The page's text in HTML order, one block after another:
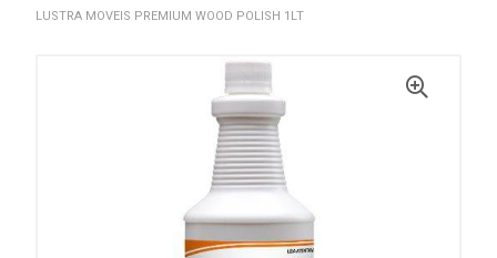
LUSTRA MOVEIS PREMIUM WOOD POLISH 1LT